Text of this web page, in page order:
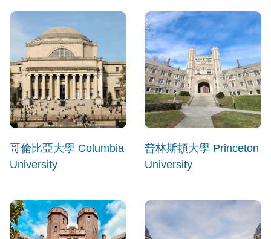
哥倫比亞大學 Columbia
University
普林斯頓大學 Princeton
University